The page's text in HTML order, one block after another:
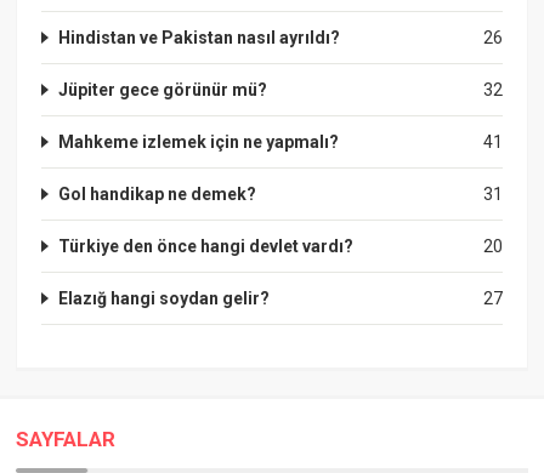
26
Hindistan ve Pakistan nasıl ayrıldı?
32
Jüpiter gece görünür mü?
41
Mahkeme izlemek için ne yapmalı?
31
Gol handikap ne demek?
20
Türkiye den önce hangi devlet vardı?
27
Elazığ hangi soydan gelir?
SAYFALAR